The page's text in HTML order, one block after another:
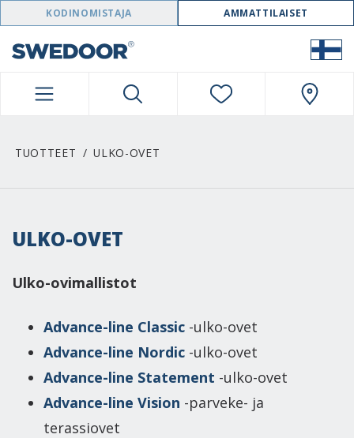
SWEDOOR NAVIGATION
KODINOMISTAJA AMMATTILAISET
TUOTTEET ULKO-OVET
ULKO-OVET
Ulko-ovimallistot
Advance-line Classic -ulko-ovet
Advance-line Nordic -ulko-ovet
Advance-line Statement -ulko-ovet
Advance-line Vision -parveke- ja
terassiovet